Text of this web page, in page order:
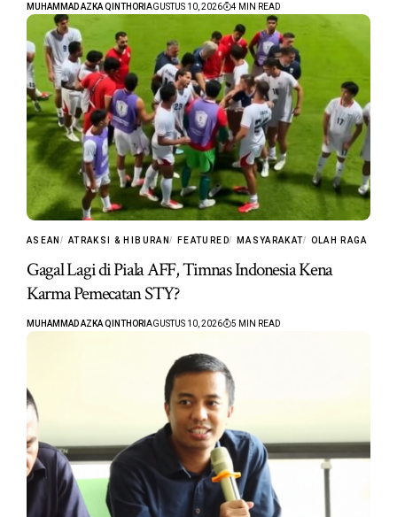
MUHAMMAD AZKA QINTHORI AGUSTUS 10, 2026 4 MIN READ
ASEAN ATRAKSI & HIBURAN FEATURED MASYARAKAT OLAH RAGA
Gagal Lagi di Piala AFF, Timnas Indonesia Kena
Karma Pemecatan STY?
MUHAMMAD AZKA QINTHORI AGUSTUS 10, 2026 5 MIN READ